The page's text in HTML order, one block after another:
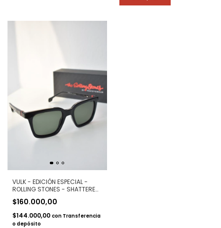
VULK - EDICIÓN ESPECIAL -
ROLLING STONES - SHATTERED
$160.000,00
$144.000,00 con Transferencia
o depósito